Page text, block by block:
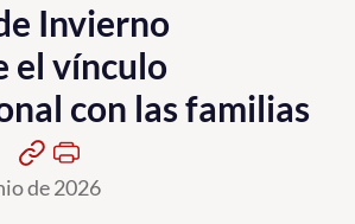
e Innovación
Medio
Invierno
el vínculo
con las familias
de 2026